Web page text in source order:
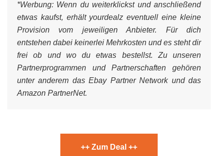
*Werbung: Wenn du weiterklickst und anschließend
etwas kaufst, erhält yourdealz eventuell eine kleine
Provision vom jeweiligen Anbieter. Für dich
entstehen dabei keinerlei Mehrkosten und es steht dir
frei ob und wo du etwas bestellst. Zu unseren
Partnerprogrammen und Partnerschaften gehören
unter anderem das Ebay Partner Network und das
Amazon PartnerNet.
++ Zum Deal ++